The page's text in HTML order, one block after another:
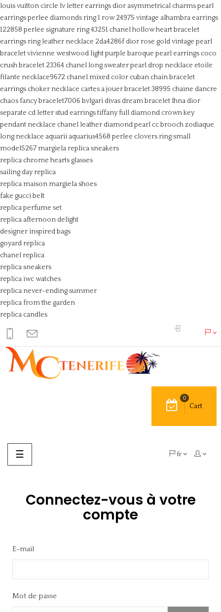
louis vuitton circle lv letter earrings dior asymmetrical charms pearl
earringsperlee diamonds ring 1 row 24975 vintage alhambra earrings
122858 perlee signature ring 43251 chanel hollow heart bracelet
earrings ring leather necklace 2da4286f dior rose gold vintage pearl
braceletvivienne westwood light purple baroque pearl earrings coco
crush bracelet 23364 chanel long sweater pearl drop necklace etoile
filante necklace9672 chanel mixed color cuban chain bracelet
earrings choker necklace cartes a jouer bracelet 38995 chaine dancre
chaos fancy bracelet7006 bvlgari divas dream bracelet lhna dior
separate cd letter stud earringstiffany full diamond crown key
pendant necklace chanel leather diamond pearl cc broochzodiaque
long necklace aquarii aquarius4568 perlee clovers ring small
model5267 margiela replica sneakers
replica chrome hearts glasses
sailing day replica
replica maison margiela shoes
fake gucci belt
replica perfume set
replica afternoon delight
designer inspired bags
goyard replica
chanel replica
replica sneakers
replica iwc watches
replica never-ending summer
replica from the garden
replica candles
Cart
0
fr
Basculer
la
☰
Connectez-vous à votre
compte
E-mail
Mot de passe